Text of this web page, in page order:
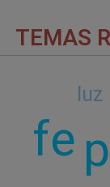
TEMAS
fe
luz